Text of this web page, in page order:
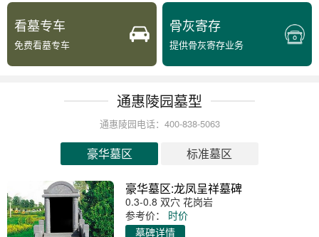
看墓专车
免费看墓专车
骨灰寄存
提供骨灰寄存业务
通惠陵园墓型
通惠陵园电话：400-838-5063
豪华墓区 标准墓区
豪华墓区:龙凤呈祥墓碑
0.3-0.8 双穴 花岗岩
参考价：
时价
墓碑详情